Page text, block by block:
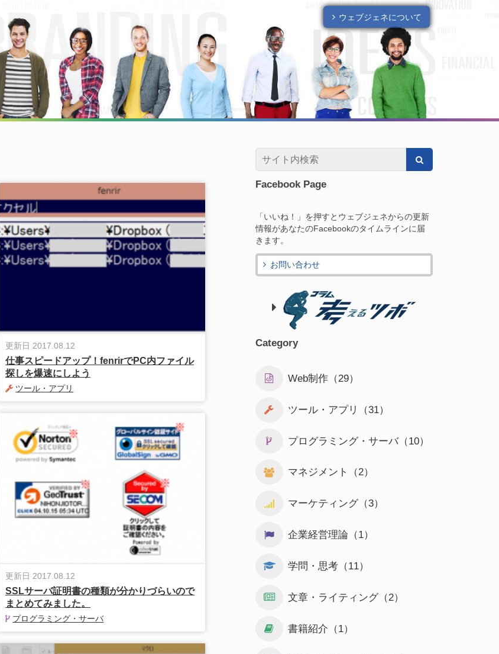
ウェブジェネについて
更新日 2017.08.12
仕事スピードアップ！fenrirでPC内ファイル
探しを爆速にしよう
ツール・アプリ
更新日 2017.08.12
SSLサーバ証明書の種類が分かりづらいので
まとめてみました。
プログラミング・サーバ
Facebook Page
「いいね！」を押すとウェブジェネからの更新
情報があなたのFacebookのタイムラインに届
きます。
お問い合わせ
Category
Web制作（29）
ツール・アプリ（31）
プログラミング・サーバ（10）
マネジメント（2）
マーケティング（3）
企業経営理論（1）
学問・思考（11）
文章・ライティング（2）
書籍紹介（1）